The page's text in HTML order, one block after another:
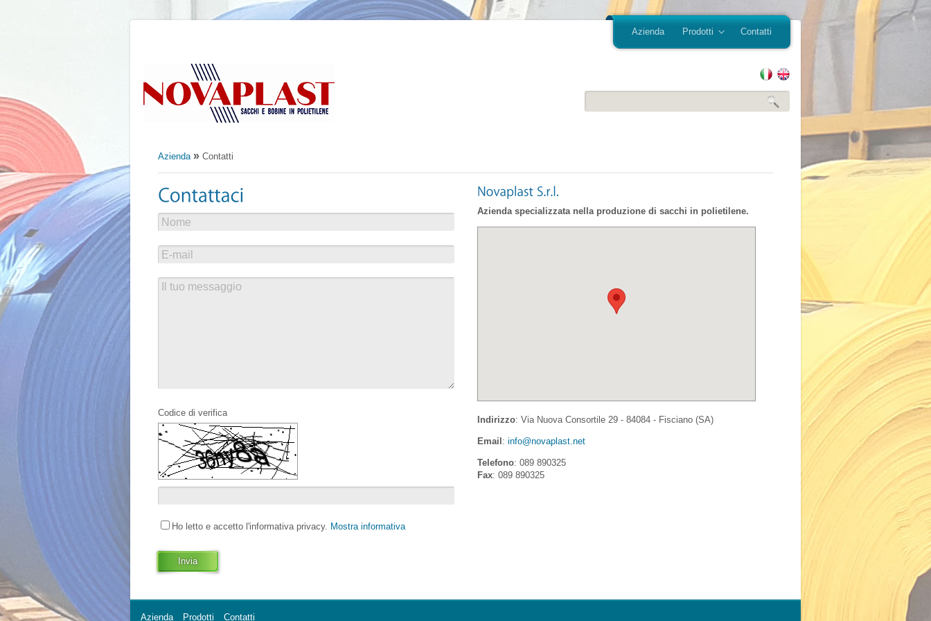
Azienda Prodotti Contatti
Azienda » Contatti
Nome
E-mail
Il tuo messaggio
Codice di verifica
Ho letto e accetto l'informativa privacy. Mostra informativa
Invia
Azienda specializzata nella produzione di sacchi in polietilene.
Indirizzo: Via Nuova Consortile 29 - 84084 - Fisciano (SA)
Email : info@novaplast.net
Telefono: 089 890325
Fax: 089 890325
Azienda Prodotti Contatti